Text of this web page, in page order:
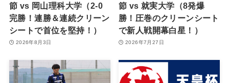
節 vs 岡山理科大学（2-0
完勝！連勝＆連続クリーン
シートで首位を堅持！）
2026年8月3日
節 vs 就実大学（8発爆
勝！圧巻のクリーンシート
で新人戦開幕白星！）
2026年7月27日